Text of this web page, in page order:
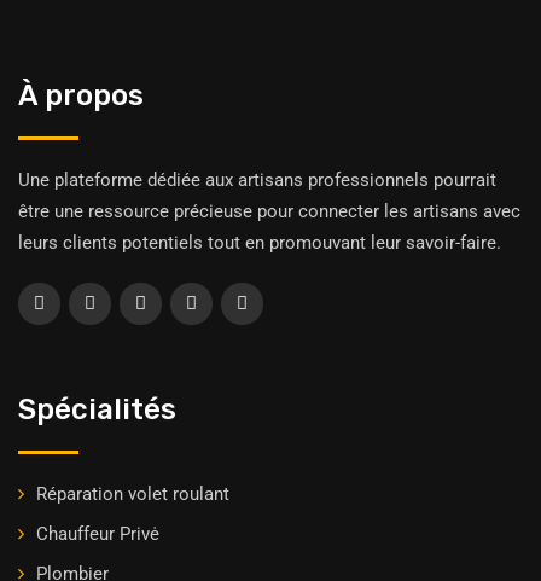
À propos
Une plateforme dédiée aux artisans professionnels pourrait
être une ressource précieuse pour connecter les artisans avec
leurs clients potentiels tout en promouvant leur savoir-faire.
Spécialités
Réparation volet roulant
Chauffeur Privė
Plombier